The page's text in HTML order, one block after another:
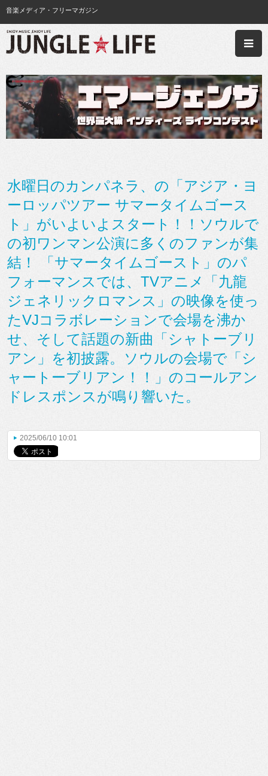
音楽メディア・フリーマガジン
水曜日のカンパネラ、の「アジア・ヨ
ーロッパツアー サマータイムゴース
ト」がいよいよスタート！！ソウルで
の初ワンマン公演に多くのファンが集
結！ 「サマータイムゴースト」のパ
フォーマンスでは、TVアニメ「九龍
ジェネリックロマンス」の映像を使っ
たVJコラボレーションで会場を沸か
せ、そして話題の新曲「シャトーブリ
アン」を初披露。ソウルの会場で「シ
ャートーブリアン！！」のコールアン
ドレスポンスが鳴り響いた。
2025/06/10 10:01